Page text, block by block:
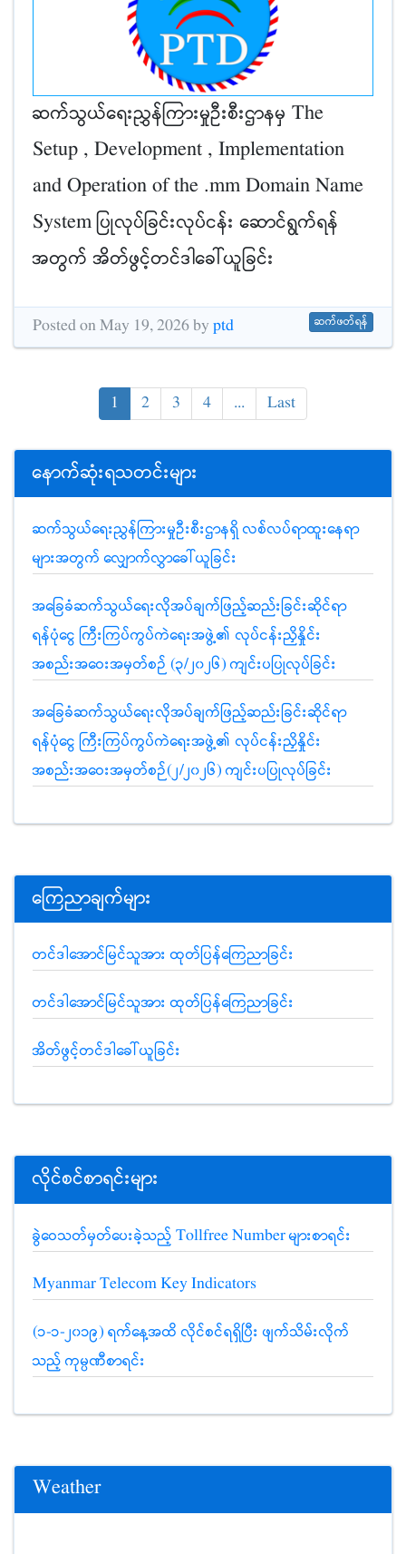
ဆက်သွယ်ရေးညွှန်ကြားမှုဦးစီးဌာနမှ The
Setup , Development , Implementation
and Operation of the .mm Domain Name
System ပြုလုပ်ခြင်းလုပ်ငန်း ဆောင်ရွက်ရန်
အတွက် အိတ်ဖွင့်တင်ဒါခေါ်ယူခြင်း
Posted on May 19, 2026 by ptd ဆက်ဖတ်ရန်
1 2 3 4 ... Last
နောက်ဆုံးရသတင်းများ
ဆက်သွယ်ရေးညွှန်ကြားမှုဦးစီးဌာနရှိ လစ်လပ်ရာထူးနေရာ
များအတွက် လျှောက်လွှာခေါ်ယူခြင်း
အခြေခံဆက်သွယ်ရေးလိုအပ်ချက်ဖြည့်ဆည်းခြင်းဆိုင်ရာ
ရန်ပုံငွေ ကြီးကြပ်ကွပ်ကဲရေးအဖွဲ့၏ လုပ်ငန်းညှိနှိုင်း
အစည်းအဝေးအမှတ်စဉ် (၃/၂၀၂၆) ကျင်းပပြုလုပ်ခြင်း
အခြေခံဆက်သွယ်ရေးလိုအပ်ချက်ဖြည့်ဆည်းခြင်းဆိုင်ရာ
ရန်ပုံငွေ ကြီးကြပ်ကွပ်ကဲရေးအဖွဲ့၏ လုပ်ငန်းညှိနှိုင်း
အစည်းအဝေးအမှတ်စဉ်(၂/၂၀၂၆) ကျင်းပပြုလုပ်ခြင်း
ကြေညာချက်များ
တင်ဒါအောင်မြင်သူအား ထုတ်ပြန်ကြေညာခြင်း
တင်ဒါအောင်မြင်သူအား ထုတ်ပြန်ကြေညာခြင်း
အိတ်ဖွင့်တင်ဒါခေါ်ယူခြင်း
လိုင်စင်စာရင်းများ
ခွဲဝေသတ်မှတ်ပေးခဲ့သည့် Tollfree Number များစာရင်း
Myanmar Telecom Key Indicators
(၁-၁-၂၀၁၉) ရက်နေ့အထိ လိုင်စင်ရရှိပြီး ဖျက်သိမ်းလိုက်
သည့် ကုမ္ပဏီစာရင်း
Weather